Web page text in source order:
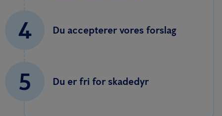
4 Du accepterer vores forslag
5 Du er fri for skadedyr